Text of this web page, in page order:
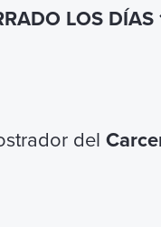
al
mártir
(o
LOS DÍAS
del